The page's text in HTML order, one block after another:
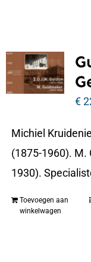
€
Michiel
(1875-1960). M.
1930).
Toevoegen aan
winkelwagen